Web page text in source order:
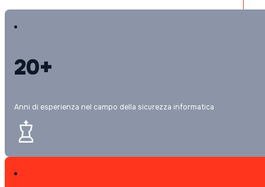
20+
Anni di esperienza nel campo della sicurezza informatica